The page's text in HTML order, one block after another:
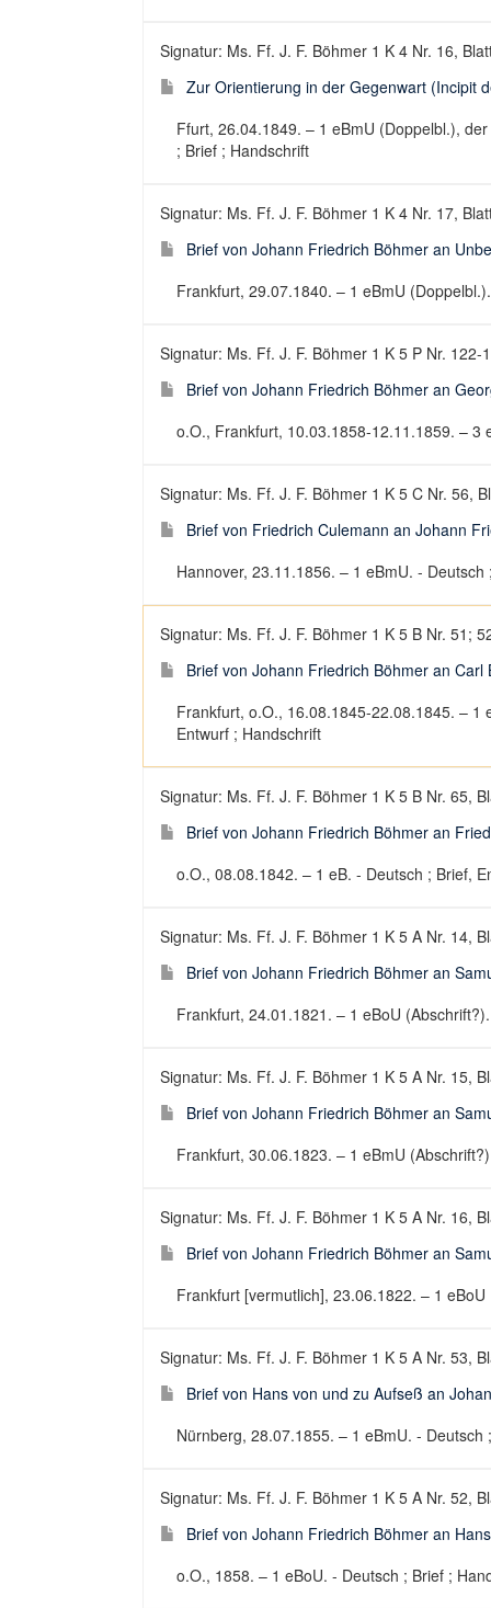
Signatur: Ms. Ff. J. F. Böhmer 1 K 4 Nr. 16,
Zur Orientierung in der Gegenwart (Incipit
Ffurt, 26.04.1849. – 1 eBmU (Doppelbl.),
; Brief ; Handschrift
Signatur: Ms. Ff. J. F. Böhmer 1 K 4 Nr. 17,
Brief von Johann Friedrich Böhmer an
Frankfurt, 29.07.1840. – 1 eBmU
Signatur: Ms. Ff. J. F. Böhmer 1 K 5 P Nr. 122-
Brief von Johann Friedrich Böhmer an
o.O., Frankfurt, 10.03.1858-12.11.1859. – 3
Signatur: Ms. Ff. J. F. Böhmer 1 K 5 C Nr. 56,
Brief von Friedrich Culemann an Johann
Hannover, 23.11.1856. – 1 eBmU. -
Signatur: Ms. Ff. J. F. Böhmer 1 K 5 B Nr. 51;
Brief von Johann Friedrich Böhmer an
Frankfurt, o.O., 16.08.1845-22.08.1845. – 1
Entwurf ; Handschrift
Signatur: Ms. Ff. J. F. Böhmer 1 K 5 B Nr. 65,
Brief von Johann Friedrich Böhmer an
o.O., 08.08.1842. – 1 eB. - Deutsch ; Brief,
Signatur: Ms. Ff. J. F. Böhmer 1 K 5 A Nr. 14,
Brief von Johann Friedrich Böhmer an
Frankfurt, 24.01.1821. – 1 eBoU
Signatur: Ms. Ff. J. F. Böhmer 1 K 5 A Nr. 15,
Brief von Johann Friedrich Böhmer an
Frankfurt, 30.06.1823. – 1 eBmU
Signatur: Ms. Ff. J. F. Böhmer 1 K 5 A Nr. 16,
Brief von Johann Friedrich Böhmer an
Frankfurt [vermutlich], 23.06.1822. – 1
Signatur: Ms. Ff. J. F. Böhmer 1 K 5 A Nr. 53,
Brief von Hans von und zu Aufseß an
Nürnberg, 28.07.1855. – 1 eBmU. - Deutsch
Signatur: Ms. Ff. J. F. Böhmer 1 K 5 A Nr. 52,
Brief von Johann Friedrich Böhmer an
o.O., 1858. – 1 eBoU. - Deutsch ; Brief ;